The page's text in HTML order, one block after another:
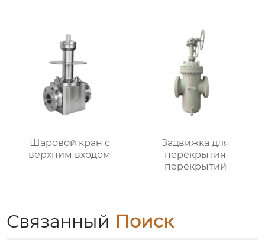
Шаровой кран с
верхним входом
Задвижка для
перекрытия
перекрытий
Связанный Поиск